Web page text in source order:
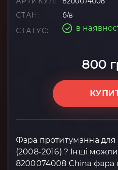
СТАН:
б/в
СТАТУС:
в
800
Фара протитуманна для
(2008-2016) ? Інші
8200074008 China фара